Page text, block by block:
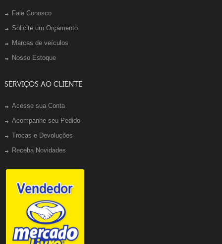
Fale Conosco
Solicite um Orçamento
Marcas de veículos
Nosso Estoque
SERVIÇOS AO CLIENTE
Acesse sua Conta
Acompanhe seu Pedido
Trocas e Devoluções
Receba Novidades